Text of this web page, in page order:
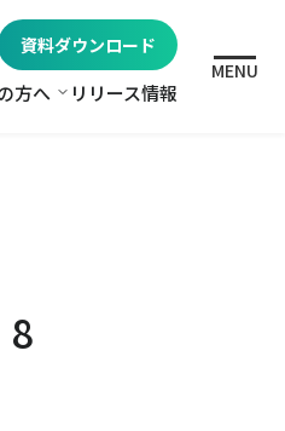
資料ダウンロード
方へ ご検討中の方へ
リリース情報
MENU
8